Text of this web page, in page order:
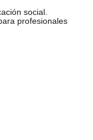
social.
profesionales